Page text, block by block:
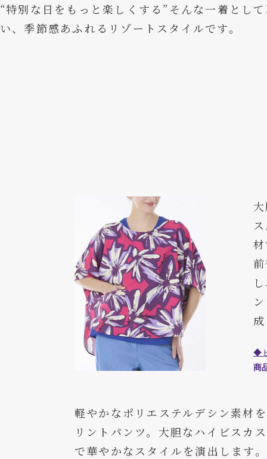
“特別な日をもっと楽しくする”そんな一着とし
い、季節感あふれるリゾートスタイルです。
◆
商
軽やかなポリエステルデシン素材
リントパンツ。大胆なハイビスカ
で華やかなスタイルを演出します。